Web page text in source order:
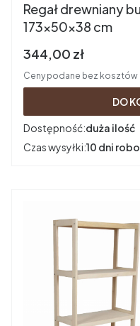
Regał drewniany
173x50x38 cm
Cena brutto
344,00 zł
Ceny podane bez kosztów
DO
Dostępność:duża ilość
Czas wysyłki:10 dni